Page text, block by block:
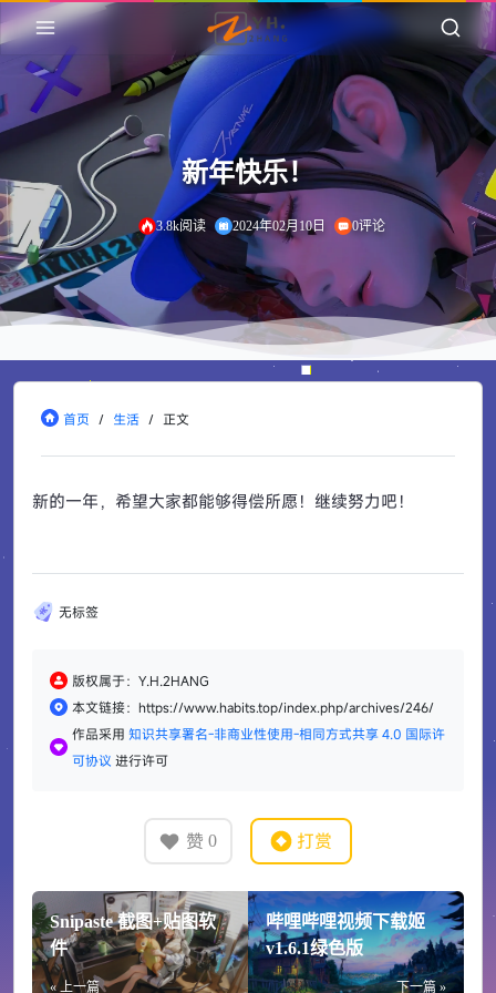
新年快乐！
3.8k阅读 2024年02月10日 0评论
首页 / 生活 / 正文
新的一年，希望大家都能够得偿所愿！ 继续努力吧！
无标签
版权属于：Y.H.2HANG
本文链接：https://www.habits.top/index.php/archives/246/
作品采用 知识共享署名-非商业性使用-相同方式共享 4.0 国际许
可协议 进行许可
赞 0 打赏
Snipaste 截图+贴图软
件
« 上一篇
哔哩哔哩视频下载姬
v1.6.1绿色版
下一篇 »